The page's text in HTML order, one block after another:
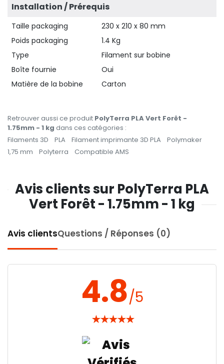
Installation / Prérequis
Taille packaging
230 x 210 x 80 mm
Poids packaging
1.4 Kg
Type
Filament sur bobine
Boîte fournie
Oui
Matière de la bobine
Carton
Retrouver aussi ce produit PolyTerra PLA Vert Forêt -
1.75mm - 1 kg dans ces catégories :
Filaments 3D
PLA Filament imprimante 3D PLA
Polymaker
1,75 mm
Polyterra Compatible AMS
Avis clients sur PolyTerra PLA
Vert Forêt - 1.75mm - 1 kg
Avis clientsQuestions / Réponses (0)
4.8/5
★★★★★